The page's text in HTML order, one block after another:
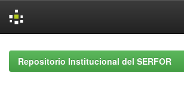
navigationRepositorio Institucional del SERFOR